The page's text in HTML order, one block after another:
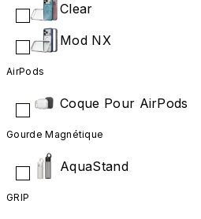
Clear
Mod NX
AirPods
Coque Pour AirPods
Gourde Magnétique
AquaStand
GRIP